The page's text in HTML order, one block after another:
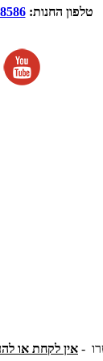
טלפון החנות:
- אין לקחת או